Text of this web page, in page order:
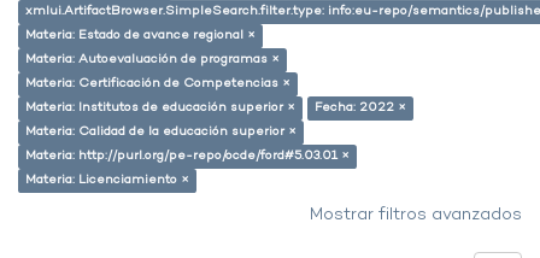
xmlui.ArtifactBrowser.SimpleSearch.filter.type: info:eu-repo/semantics/
Materia: Estado de avance regional ×
Materia: Autoevaluación de programas ×
Materia: Certificación de Competencias ×
Materia: Institutos de educación superior ×
Fecha: 2022 ×
Materia: Calidad de la educación superior ×
Materia: http://purl.org/pe-repo/ocde/ford#5.03.01 ×
Materia: Licenciamiento ×
Mostrar filtros avanzados